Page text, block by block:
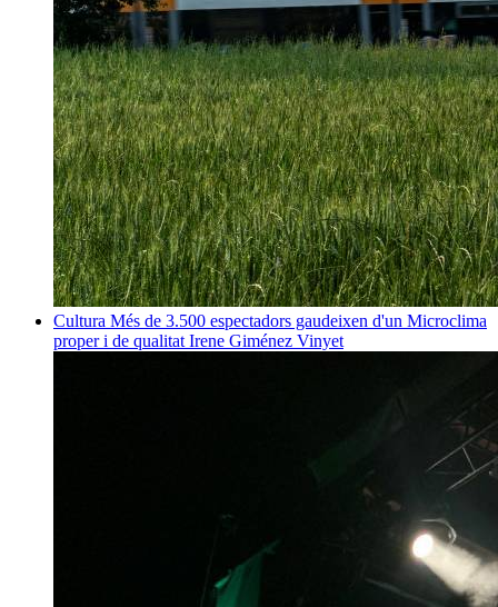
Cultura Més de 3.500 espectadors gaudeixen d'un Microclima
proper i de qualitat Irene Giménez Vinyet